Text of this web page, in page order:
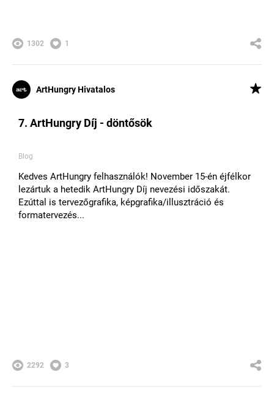
1302 1
ArtHungry Hivatalos
7. ArtHungry Díj - döntősök
Blog
Kedves ArtHungry felhasználók! November 15-én éjfélkor
lezártuk a hetedik ArtHungry Díj nevezési időszakát.
Ezúttal is tervezőgrafika, képgrafika/illusztráció és
formatervezés...
2292 3